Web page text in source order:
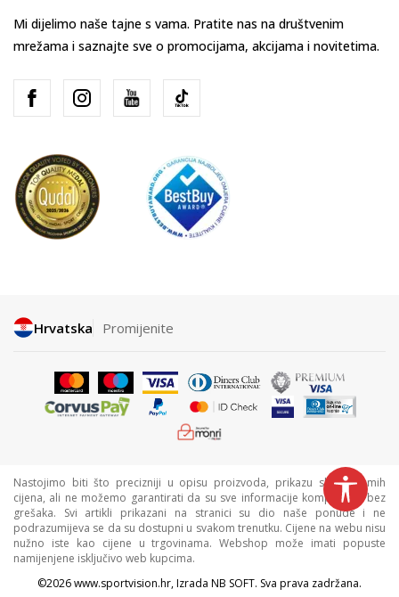
Mi dijelimo naše tajne s vama. Pratite nas na društvenim
mrežama i saznajte sve o promocijama, akcijama i novitetima.
Hrvatska Promijenite
Nastojimo biti što precizniji u opisu proizvoda, prikazu slika i samih
cijena, ali ne možemo garantirati da su sve informacije kompletne i bez
grešaka. Svi artikli prikazani na stranici su dio naše ponude i ne
podrazumijeva se da su dostupni u svakom trenutku. Cijene na webu nisu
nužno iste kao cijene u trgovinama. Webshop može imati popuste
namijenjene isključivo web kupcima.
©2026www.sportvision.hr, Izrada NB SOFT. Sva prava zadržana.